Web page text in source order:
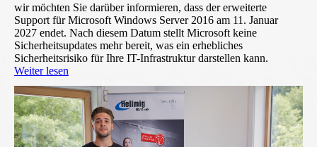
wir möchten Sie darüber informieren, dass der erweiterte
Support für Microsoft Windows Server 2016 am 11. Januar
2027 endet. Nach diesem Datum stellt Microsoft keine
Sicherheitsupdates mehr bereit, was ein erhebliches
Sicherheitsrisiko für Ihre IT-Infrastruktur darstellen kann.
Weiter lesen